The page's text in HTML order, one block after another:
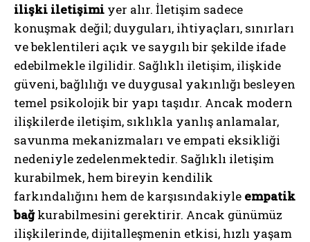
ilişki iletişimi yer alır. İletişim sadece
konuşmak değil; duyguları, ihtiyaçları, sınırları
ve beklentileri açık ve saygılı bir şekilde ifade
edebilmekle ilgilidir. Sağlıklı iletişim, ilişkide
güveni, bağlılığı ve duygusal yakınlığı besleyen
temel psikolojik bir yapı taşıdır. Ancak modern
ilişkilerde iletişim, sıklıkla yanlış anlamalar,
savunma mekanizmaları ve empati eksikliği
nedeniyle zedelenmektedir. Sağlıklı iletişim
kurabilmek, hem bireyin kendilik
farkındalığını hem de karşısındakiyle empatik
bağkurabilmesini gerektirir. Ancak günümüz
ilişkilerinde, dijitalleşmenin etkisi, hızlı yaşam